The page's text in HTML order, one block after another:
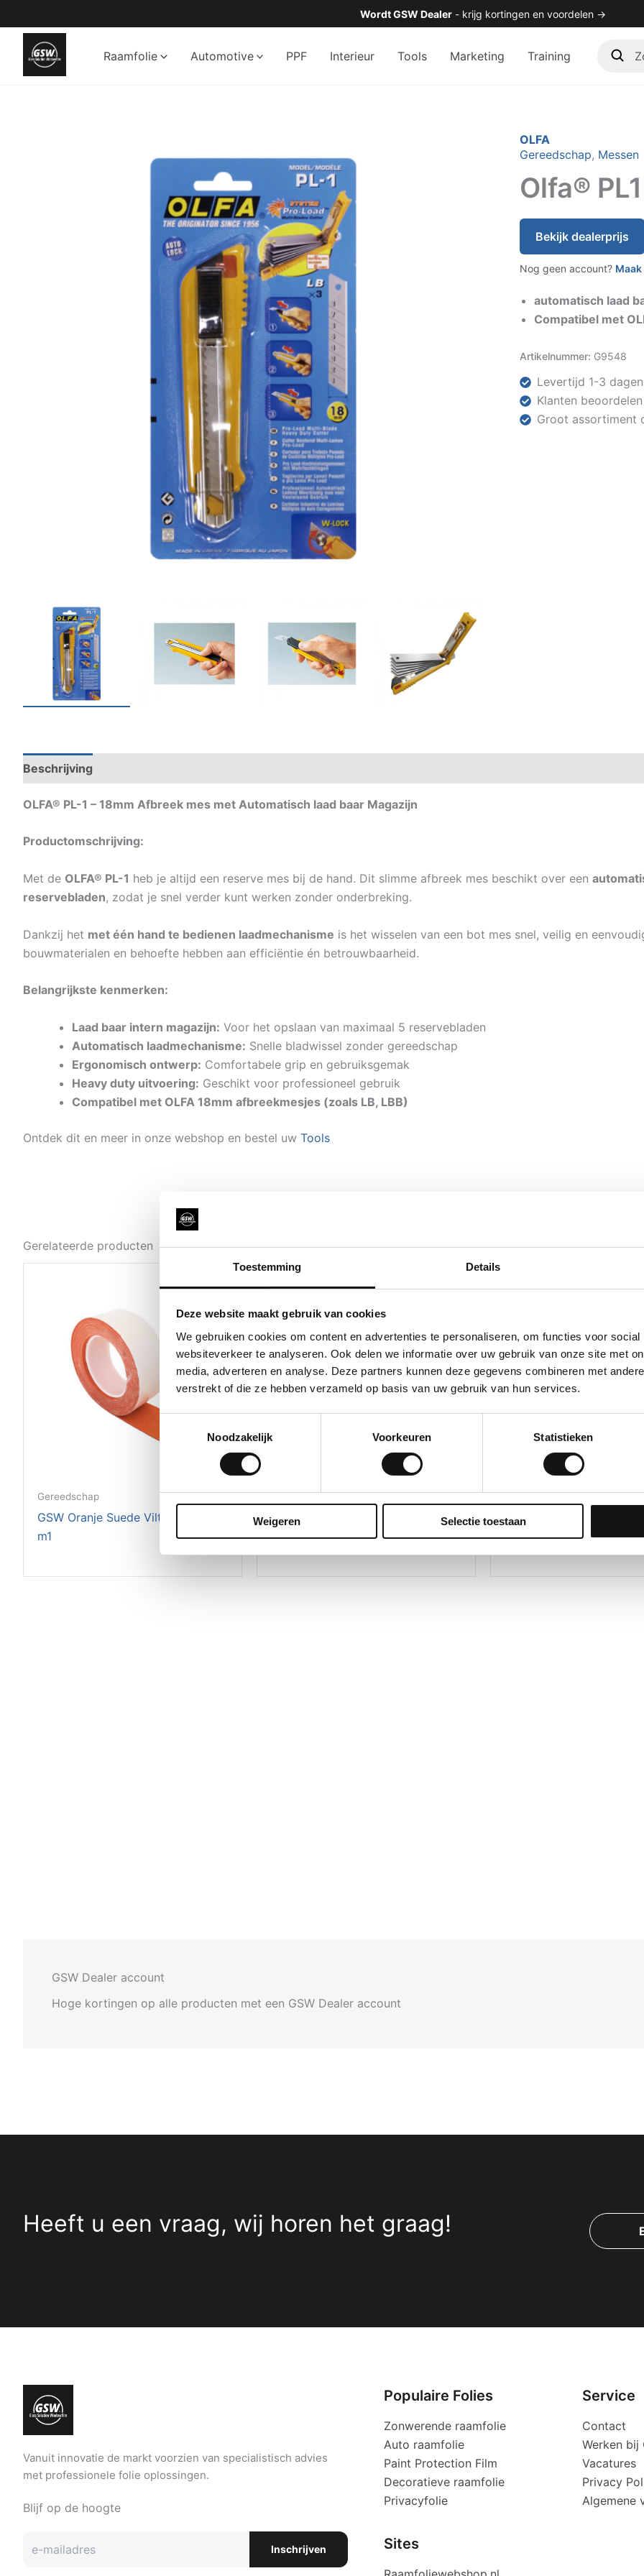
Toestemming Details
Deze website maakt gebruik van cookies
We gebruiken cookies om content en advertenties te personaliseren, om functies voor
websiteverkeer te analyseren. Ook delen we informatie over uw gebruik van onze site met
media, adverteren en analyse. Deze partners kunnen deze gegevens combineren met
verstrekt of die ze hebben verzameld op basis van uw gebruik van hun services.
Noodzakelijk
Voorkeuren Statistieken
Weigeren Selectie toestaan
naar
inhoud
Wordt GSW Dealer - krijg kortingen en voordelen →
Raamfolie Automotive PPF Interieur Tools Marketing Training
OLFA
Gereedschap, Messen
Olfa® PL1
Bekijk dealerprijs
Nog geen account?
automatisch laad
Compatibel met
Artikelnummer: G9548
Levertijd 1-3 dagen
Klanten
Groot assortiment
Beschrijving
OLFA® PL-1 – 18mm Afbreek mes met Automatisch laad baar Magazijn
Productomschrijving:
Met de OLFA® PL-1 heb je altijd een reserve mes bij de hand. Dit slimme afbreek mes beschikt over een
reservebladen, zodat je snel verder kunt werken zonder onderbreking.
Dankzij het met één hand te bedienen laadmechanisme is het wisselen van een bot mes snel, veilig en
bouwmaterialen en behoefte hebben aan efficiëntie én betrouwbaarheid.
Belangrijkste kenmerken:
Laad baar intern magazijn: Voor het opslaan van maximaal 5 reservebladen
Automatisch laadmechanisme: Snelle bladwissel zonder gereedschap
Ergonomisch ontwerp: Comfortabele grip en gebruiksgemak
Heavy duty uitvoering: Geschikt voor professioneel gebruik
Compatibel met OLFA 18mm afbreekmesjes (zoals LB, LBB)
Ontdek dit en meer in onze webshop en bestel uw Tools
Gerelateerde producten
Gereedschap
GSW Oranje Suede Vilt 5 cm x 15
m1
Gereedschap
OLFA SVR-2 afbreekmes 9mm rvs
Gereedschap
GSW Wol Rakel – Sign
GSW Dealer account
Hoge kortingen op alle producten met een GSW Dealer account
Heeft u een vraag, wij horen het graag!
Vanuit innovatie de markt voorzien van specialistisch advies
met professionele folie oplossingen.
Blijf op de hoogte
Inschrijven
Populaire Folies
Zonwerende raamfolie
Auto raamfolie
Paint Protection Film
Decoratieve raamfolie
Privacyfolie
Sites
Service
Contact
Werken bij
Vacatures
Privacy
Algemene